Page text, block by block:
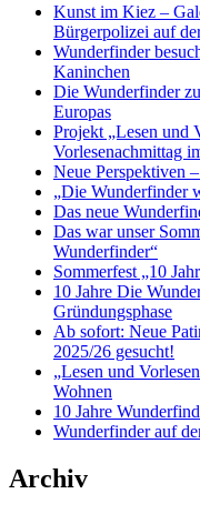
Kunst im Kiez –
Bürgerpolizei auf
Wunderfinder
Kaninchen
Die Wunderfinder
Europas
Projekt „Lesen und
Vorlesenachmittag
Neue Perspektiven
„Die Wunderfinder
Das neue
Das war unser
Wunderfinder“
Sommerfest „10
10 Jahre Die
Gründungsphase
Ab sofort: Neue
2025/26 gesucht!
„Lesen und
Wohnen
10 Jahre
Wunderfinder auf
Archiv